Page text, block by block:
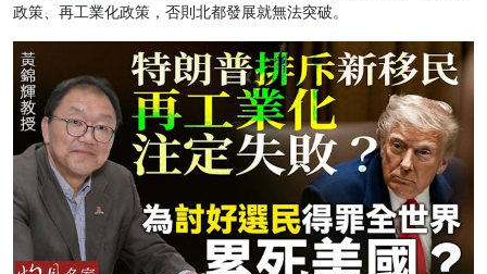
政策、再工業化政策，否則北都發展就無法突破。